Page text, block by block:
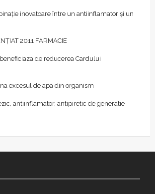
inovatoare între un antiinflamator și un
2011 FARMACIE
de reducerea Cardului
excesul de apa din organism
antiinflamator, antipiretic de generatie